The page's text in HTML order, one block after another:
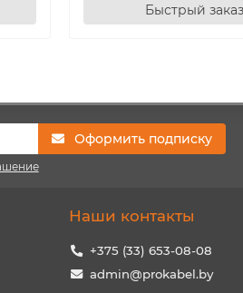
Быстрый заказ
Оформить подписку
Наши контакты
+375 (33) 653-08-08
admin@prokabel.by